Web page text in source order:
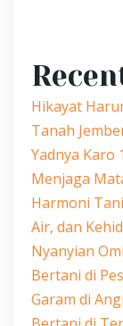
Hikayat
Tanah
Yadnya Karo
Menjaga
Harmoni
Air, dan
Nyanyian
Bertani di
Garam di